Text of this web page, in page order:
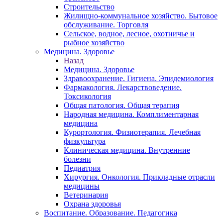
Строительство
Жилищно-коммунальное хозяйство. Бытовое
обслуживание. Торговля
Сельское, водное, лесное, охотничье и
рыбное хозяйство
Медицина. Здоровье
Назад
Медицина. Здоровье
Здравоохранение. Гигиена. Эпидемиология
Фармакология. Лекарствоведение.
Токсикология
Общая патология. Общая терапия
Народная медицина. Комплиментарная
медицина
Курортология. Физиотерапия. Лечебная
физкультура
Клиническая медицина. Внутренние
болезни
Педиатрия
Хирургия. Онкология. Прикладные отрасли
медицины
Ветеринария
Охрана здоровья
Воспитание. Образование. Педагогика